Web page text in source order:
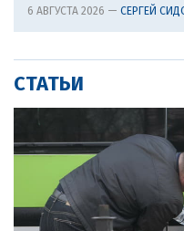
6 АВГУСТА 2026 — СЕРГЕЙ
СТАТЬИ